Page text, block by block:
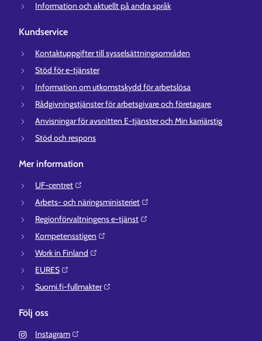
Information och aktuellt på andra språk
Kundservice
Kontaktuppgifter till sysselsättningsområden
Stöd för e-tjänster
Information om utkomstskydd för arbetslösa
Rådgivningstjänster för arbetsgivare och företagare
Anvisningar för avsnitten E-tjänster och Min karriärstig
Stöd och respons
Mer information
UF-centret⁠
Arbets- och näringsministeriet⁠
Regionförvaltningens e-tjänst⁠
Kompetensstigen⁠
Work in Finland⁠
EURES⁠
Suomi.fi-fullmakter⁠
Följ oss
Instagram⁠